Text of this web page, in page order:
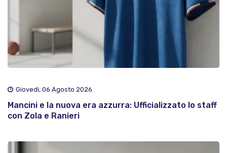
Giovedì, 06 Agosto 2026
Mancini e la nuova era azzurra: Ufficializzato lo staff
con Zola e Ranieri